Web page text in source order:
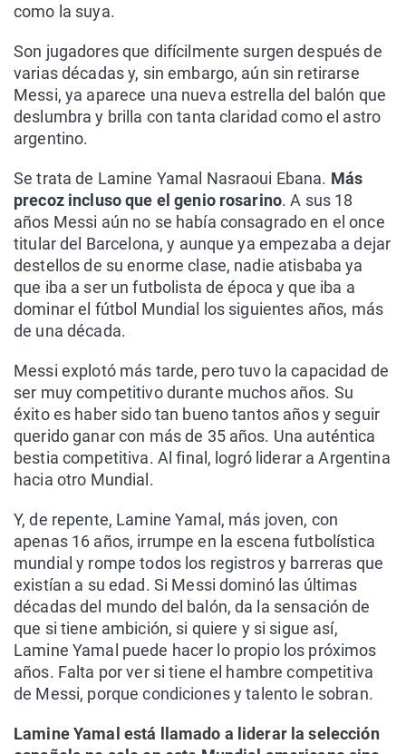
como la suya.
Son jugadores que difícilmente surgen después de
varias décadas y, sin embargo, aún sin retirarse
Messi, ya aparece una nueva estrella del balón que
deslumbra y brilla con tanta claridad como el astro
argentino.
Se trata de Lamine Yamal Nasraoui Ebana. Más
precoz incluso que el genio rosarino. A sus 18
años Messi aún no se había consagrado en el once
titular del Barcelona, y aunque ya empezaba a dejar
destellos de su enorme clase, nadie atisbaba ya
que iba a ser un futbolista de época y que iba a
dominar el fútbol Mundial los siguientes años, más
de una década.
Messi explotó más tarde, pero tuvo la capacidad de
ser muy competitivo durante muchos años. Su
éxito es haber sido tan bueno tantos años y seguir
querido ganar con más de 35 años. Una auténtica
bestia competitiva. Al final, logró liderar a Argentina
hacia otro Mundial.
Y, de repente, Lamine Yamal, más joven, con
apenas 16 años, irrumpe en la escena futbolística
mundial y rompe todos los registros y barreras que
existían a su edad. Si Messi dominó las últimas
décadas del mundo del balón, da la sensación de
que si tiene ambición, si quiere y si sigue así,
Lamine Yamal puede hacer lo propio los próximos
años. Falta por ver si tiene el hambre competitiva
de Messi, porque condiciones y talento le sobran.
Lamine Yamal está llamado a liderar la selección